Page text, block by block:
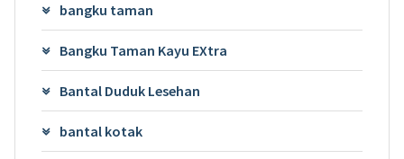
bangku taman
Bangku Taman Kayu EXtra
Bantal Duduk Lesehan
bantal kotak